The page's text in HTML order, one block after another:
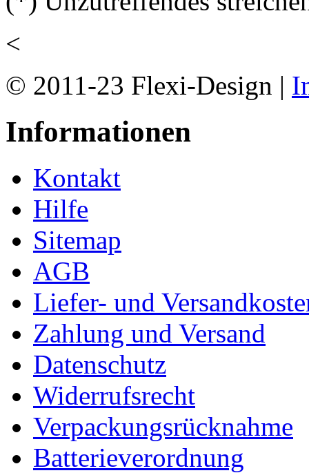
<
© 2011-23 Flexi-Design |
Informationen
Kontakt
Hilfe
Sitemap
AGB
Liefer- und
Zahlung und Versand
Datenschutz
Widerrufsrecht
Verpackungsrücknahme
Batterieverordnung